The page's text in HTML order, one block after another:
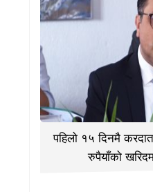
पहिलो १५ दिनमै
रुपैयाँको